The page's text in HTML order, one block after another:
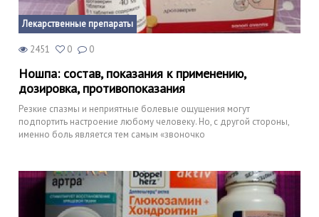
Лекарственные препараты
2451 0 0
Ношпа: состав, показания к применению,
дозировка, противопоказания
Резкие спазмы и неприятные болевые ощущения могут
подпортить настроение любому человеку. Но, с другой стороны,
именно боль является тем самым «звоночко